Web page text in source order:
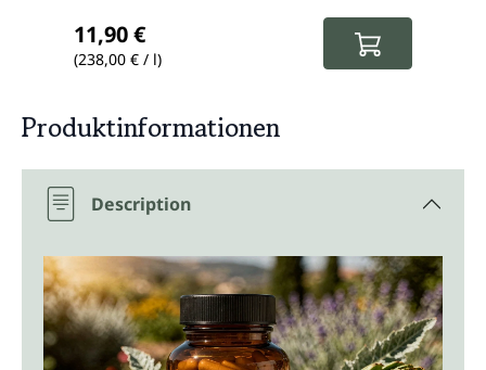
11,90 €
(238,00 € / l)
Produktinformationen
Description